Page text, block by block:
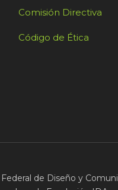
Comisión Directiva
Código de Ética
de Diseño y